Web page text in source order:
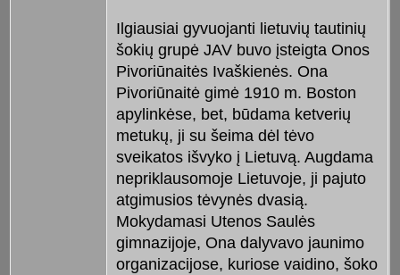
Ilgiausiai gyvuojanti lietuvių tautinių
šokių grupė JAV buvo įsteigta Onos
Pivoriūnaitės Ivaškienės. Ona
Pivoriūnaitė gimė 1910 m. Boston
apylinkėse, bet, būdama ketverių
metukų, ji su šeima dėl tėvo
sveikatos išvyko į Lietuvą. Augdama
nepriklausomoje Lietuvoje, ji pajuto
atgimusios tėvynės dvasią.
Mokydamasi Utenos Saulės
gimnazijoje, Ona dalyvavo jaunimo
organizacijose, kuriose vaidino, šoko